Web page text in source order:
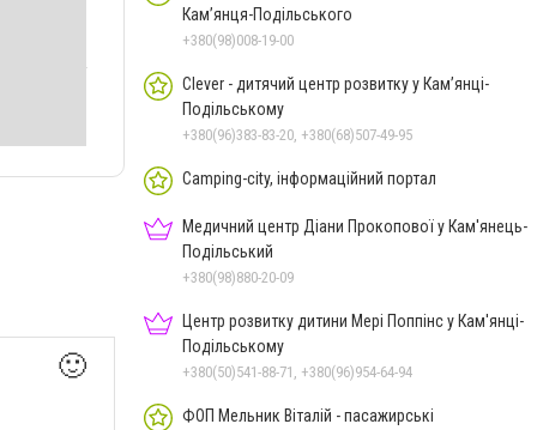
🙂
Кам’янця-Подільського
+380(98)008-19-00
Clever - дитячий центр розвитку у Кам’янці-
Подільському
+380(96)383-83-20, +380(68)507-49-95
Camping-city, інформаційний портал
Медичний центр Діани Прокопової у Кам'янець-
Подільський
+380(98)880-20-09
Центр розвитку дитини Мері Поппінс у Кам'янці-
Подільському
+380(50)541-88-71, +380(96)954-64-94
ФОП Мельник Віталій - пасажирські